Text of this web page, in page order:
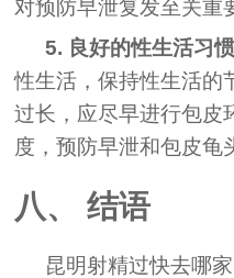
对预防早泄复发至关重
5. 良好的性生活习惯
性生活，保持性生活的
过长，应尽早进行包皮
度，预防早泄和包皮龟
八、 结语
昆明射精过快去哪